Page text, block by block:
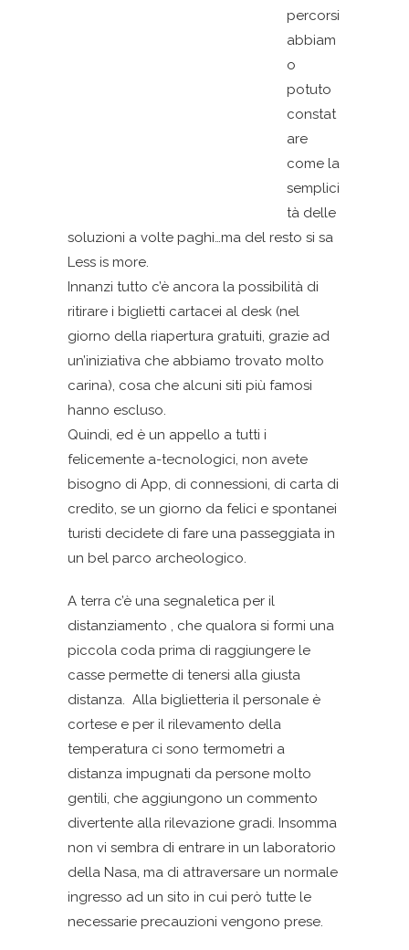
percorsi
abbiam
o
potuto
constat
are
come la
semplici
tà delle
soluzioni a volte paghi…ma del resto si sa
Less is more.
Innanzi tutto c’è ancora la possibilità di
ritirare i biglietti cartacei al desk (nel
giorno della riapertura gratuiti, grazie ad
un’iniziativa che abbiamo trovato molto
carina), cosa che alcuni siti più famosi
hanno escluso.
Quindi, ed è un appello a tutti i
felicemente a-tecnologici, non avete
bisogno di App, di connessioni, di carta di
credito, se un giorno da felici e spontanei
turisti decidete di fare una passeggiata in
un bel parco archeologico.
A terra c’è una segnaletica per il
distanziamento , che qualora si formi una
piccola coda prima di raggiungere le
casse permette di tenersi alla giusta
distanza. Alla biglietteria il personale è
cortese e per il rilevamento della
temperatura ci sono termometri a
distanza impugnati da persone molto
gentili, che aggiungono un commento
divertente alla rilevazione gradi. Insomma
non vi sembra di entrare in un laboratorio
della Nasa, ma di attraversare un normale
ingresso ad un sito in cui però tutte le
necessarie precauzioni vengono prese.